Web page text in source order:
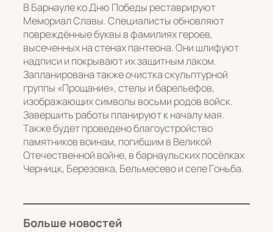
В Барнауле ко Дню Победы реставрируют
Мемориал Славы. Специалисты обновляют
повреждённые буквы в фамилиях героев,
высеченных на стенах пантеона. Они шлифуют
надписи и покрывают их защитным лаком.
Запланирована также очистка скульптурной
группы «Прощание», стелы и барельефов,
изображающих символы восьми родов войск.
Завершить работы планируют к началу мая.
Также будет проведено благоустройство
памятников воинам, погибшим в Великой
Отечественной войне, в барнаульских посёлках
Черницк, Березовка, Бельмесево и селе Гоньба.
Больше новостей